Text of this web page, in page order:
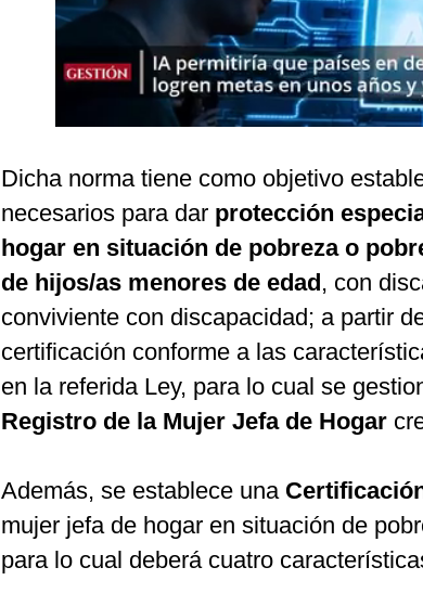
Dicha norma tiene como objetivo
necesarios para dar protección
hogar en situación de pobreza o
de hijos/as menores de edad, con
conviviente con discapacidad; a partir
certificación conforme a las
en la referida Ley, para lo cual se
Registro de la Mujer Jefa de Hogar
Además, se establece una
mujer jefa de hogar en situación de
para lo cual deberá cuatro